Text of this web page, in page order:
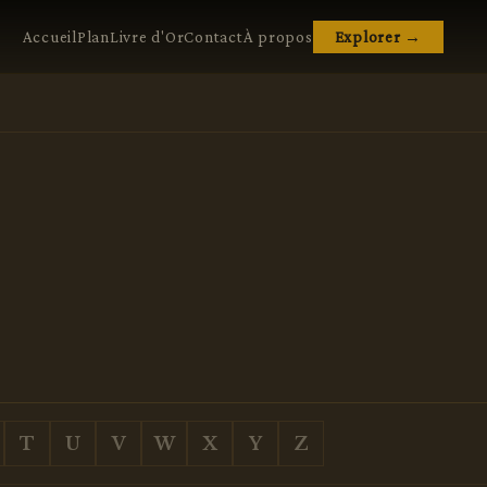
Accueil PlanLivre d'OrContactÀ propos Explorer →
T U V W X Y Z